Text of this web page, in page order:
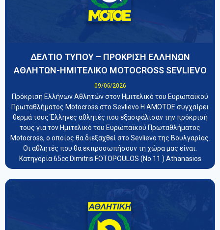
ΔΕΛΤΙΟ ΤΥΠΟΥ – ΠΡΟΚΡΙΣΗ ΕΛΛΗΝΩΝ
ΑΘΛΗΤΩΝ-ΗΜΙΤΕΛΙΚΟ MOTOCROSS SEVLIEVO
09/06/2026
Πρόκριση Ελλήνων Αθλητών στον Ημιτελικό του Ευρωπαϊκού
Πρωταθλήματος Motocross στο Sevlievo Η ΑΜΟΤΟΕ συγχαίρει
θερμά τους Έλληνες αθλητές που εξασφάλισαν την πρόκρισή
τους για τον Ημιτελικό του Ευρωπαϊκού Πρωταθλήματος
Motocross, ο οποίος θα διεξαχθεί στο Sevlievo της Βουλγαρίας.
Οι αθλητές που θα εκπροσωπήσουν τη χώρα μας είναι:
Κατηγορία 65cc Dimitris FOTOPOULOS (Νο 11 ) Athanasios